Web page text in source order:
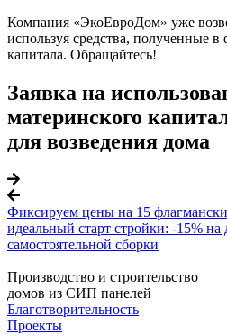
Компания «ЭкоЕвроДом» уже
используя средства, полученные
капитала. Обращайтесь!
Заявка на
материнского
для возведения дома
Фиксируем цены на 15
идеальный старт стройки: -15% на
самостоятельной сборки
Производство и строительство
домов из СИП панелей
Благотворительность
Проекты